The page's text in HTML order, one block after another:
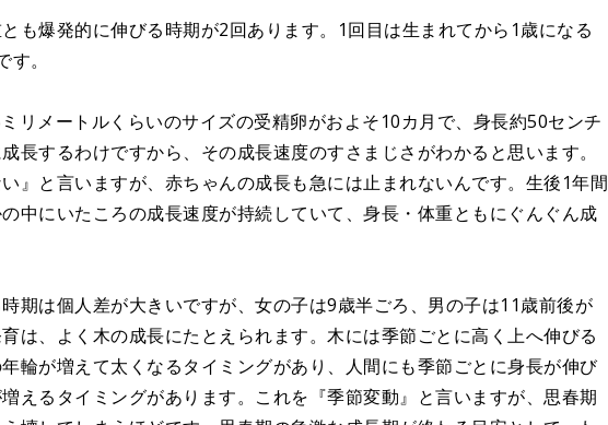
とも爆発的に伸びる時期が2回あります。1回目は生まれてから1歳になる
。
リメートルくらいのサイズの受精卵がおよそ10カ月で、身長約50センチ
長するわけですから、その成長速度のすさまじさがわかると思います。
い』と言いますが、赤ちゃんの成長も急には止まれないんです。生後1年間
中にいたころの成長速度が持続していて、身長・体重ともにぐんぐん成
期は個人差が大きいですが、女の子は9歳半ごろ、男の子は11歳前後が
は、よく木の成長にたとえられます。木には季節ごとに高く上へ伸びる
輪が増えて太くなるタイミングがあり、人間にも季節ごとに身長が伸び
えるタイミングがあります。これを『季節変動』と言いますが、思春期